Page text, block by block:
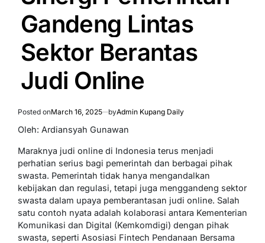
Gandeng Lintas
Sektor Berantas
Judi Online
Posted onMarch 16, 2025 byAdmin Kupang Daily
Oleh: Ardiansyah Gunawan
Maraknya judi online di Indonesia terus menjadi
perhatian serius bagi pemerintah dan berbagai pihak
swasta. Pemerintah tidak hanya mengandalkan
kebijakan dan regulasi, tetapi juga menggandeng sektor
swasta dalam upaya pemberantasan judi online. Salah
satu contoh nyata adalah kolaborasi antara Kementerian
Komunikasi dan Digital (Kemkomdigi) dengan pihak
swasta, seperti Asosiasi Fintech Pendanaan Bersama